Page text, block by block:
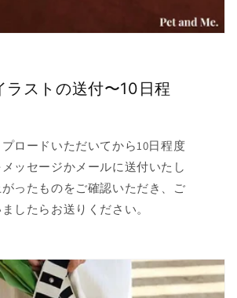
ストの送付〜10日程
ロードいただいてから10日程度
ッセージかメールに送付いたし
ったものをご確認いただき、ご
したらお送りください。